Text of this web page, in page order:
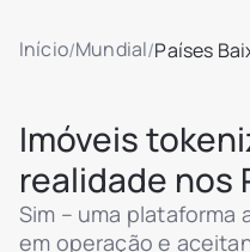
Início/Mundial/Países
Imóveis
realidade nos
Sim – uma plataforma
em operação e